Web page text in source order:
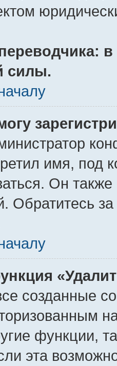
силы.
имя, под
Он
Обратитесь
созданные
функции,
эта